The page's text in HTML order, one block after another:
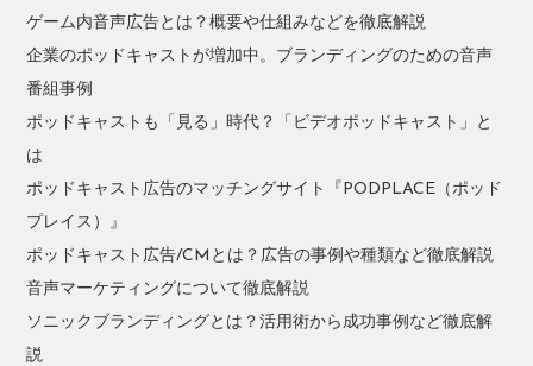
ゲーム内音声広告とは？概要や仕組みなどを徹底解説
企業のポッドキャストが増加中。ブランディングのための音声
番組事例
ポッドキャストも「見る」時代？「ビデオポッドキャスト」と
は
ポッドキャスト広告のマッチングサイト『PODPLACE（ポッド
プレイス）』
ポッドキャスト広告/CMとは？広告の事例や種類など徹底解説
音声マーケティングについて徹底解説
ソニックブランディングとは？活用術から成功事例など徹底解
説